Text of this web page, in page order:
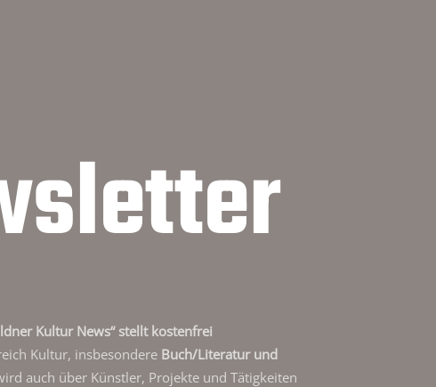
Kultur News“ stellt kostenfrei
Kultur, insbesondere Buch/Literatur und
auch über Künstler, Projekte und Tätigkeiten